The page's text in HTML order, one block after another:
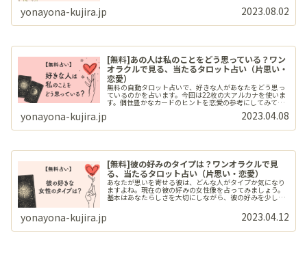
_hash="iTXbciAUjx9ul9nG";const _tarotType="156";c...
yonayona-kujira.jp 2023.08.02
[無料]あの人は私のことをどう思っている？ワン
オラクルで見る、当たるタロット占い（片思い・
恋愛）
無料の自動タロット占いで、好きな人があなたをどう思っ
ているのかを占います。今回は22枚の大アルカナを使いま
す。個性豊かなカードのヒントを恋愛の参考にしてみてく
yonayona-kujira.jp 2023.04.08
[無料]彼の好みのタイプは？ワンオラクルで見
る、当たるタロット占い（片思い・恋愛）
あなたが思いを寄せる彼は、どんな人がタイプか気になり
ますよね。現在の彼の好みの女性像を占ってみましょう。
基本はあなたらしさを大切にしながら、彼の好みを少しだ
yonayona-kujira.jp 2023.04.12